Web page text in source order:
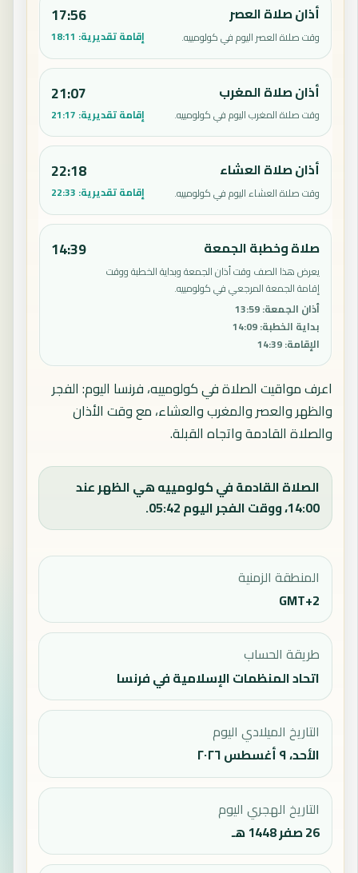
أذان صلاة العصر
وقت صلاة العصر اليوم في كولومييه.
17:56
إقامة تقديرية: 18:11
أذان صلاة المغرب
وقت صلاة المغرب اليوم في كولومييه.
21:07
إقامة تقديرية: 21:17
أذان صلاة العشاء
وقت صلاة العشاء اليوم في كولومييه.
22:18
إقامة تقديرية: 22:33
صلاة وخطبة الجمعة
يعرض هذا الصف وقت أذان الجمعة وبداية الخطبة ووقت
إقامة الجمعة المرجعي في كولومييه.
أذان الجمعة:
13:59
بداية الخطبة:
14:09
الإقامة:
14:39
14:39
اعرف مواقيت الصلاة في كولومييه، فرنسا اليوم: الفجر
والظهر والعصر والمغرب والعشاء، مع وقت الأذان
والصلاة القادمة واتجاه القبلة.
الصلاة القادمة في كولومييه هي الظهر عند
14:00، ووقت الفجر اليوم 05:42.
المنطقة الزمنية
GMT+2
طريقة الحساب
اتحاد المنظمات الإسلامية في فرنسا
التاريخ الميلادي اليوم
الأحد، ٩ أغسطس ٢٠٢٦
التاريخ الهجري اليوم
26 صفر 1448 هـ